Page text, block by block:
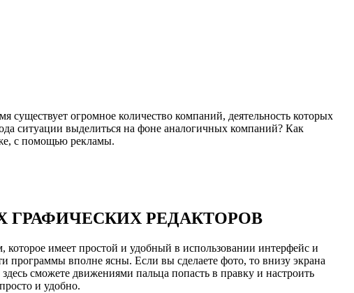
огромное количество компаний, деятельность которых
ситуации выделиться на фоне аналогичных компаний? Как
с помощью рекламы.
ГРАФИЧЕСКИХ РЕДАКТОРОВ
которое имеет простой и удобный в использовании интерфейс и
программы вполне ясны. Если вы сделаете фото, то внизу экрана
сможете движениями пальца попасть в правку и настроить
и удобно.